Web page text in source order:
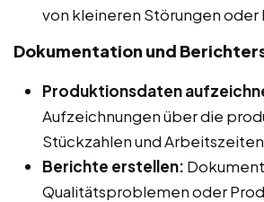
von kleineren Störungen oder
Dokumentation und
Produktionsdaten
Aufzeichnungen über die
Stückzahlen und
Berichte erstellen:
Qualitätsproblemen oder